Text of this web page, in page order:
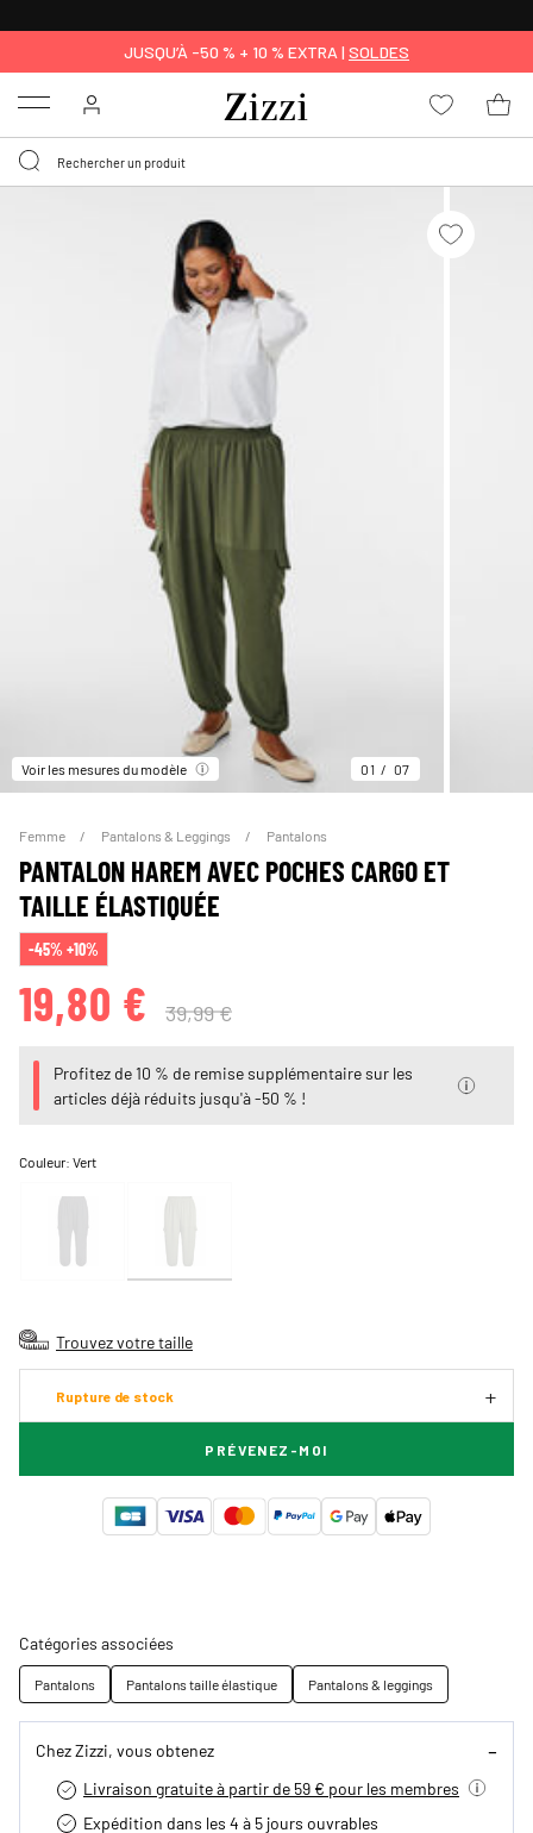
JUSQU’À -50 % + 10 % EXTRA | SOLDES
Menu
Voir les mesures du modèle 01 07
Femme Pantalons & Leggings Pantalons
PANTALON HAREM AVEC POCHES CARGO ET
TAILLE ÉLASTIQUÉE
-45% +10%
19,80 € 39,99 €
Profitez de 10 % de remise supplémentaire sur les
articles déjà réduits jusqu'à -50 % !
Couleur:Vert
Trouvez votre taille
Rupture de stock
PRÉVENEZ-MOI
Catégories associées
Pantalons Pantalons taille élastique Pantalons & leggings
Chez Zizzi, vous obtenez
Livraison gratuite à partir de 59 € pour les membres
Expédition dans les 4 à 5 jours ouvrables